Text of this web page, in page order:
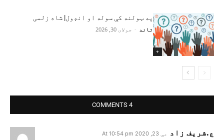
+
په ټولنه کې سوله او انډول| شاه زلمی
تاند - جولای 30, 2026
4 COMMENTS
ع.شریف زاد مې 23, 2020 At 10:54 pm